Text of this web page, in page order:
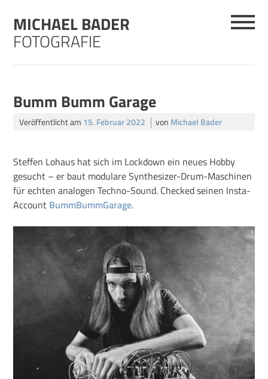
contentMICHAEL BADER
FOTOGRAFIE
Bumm Bumm Garage
Veröffentlicht am 15. Februar 2022 von Michael Bader
Steffen Lohaus hat sich im Lockdown ein neues Hobby
gesucht – er baut modulare Synthesizer-Drum-Maschinen
für echten analogen Techno-Sound. Checked seinen Insta-
Account BummBummGarage.